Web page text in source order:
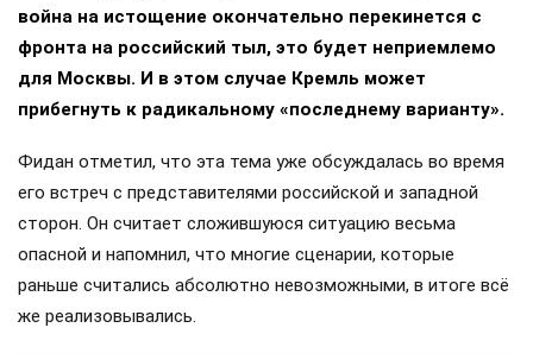
война на истощение окончательно перекинется с
фронта на российский тыл, это будет неприемлемо
для Москвы. И в этом случае Кремль может
прибегнуть к радикальному «последнему варианту».
Фидан отметил, что эта тема уже обсуждалась во время
его встреч с представителями российской и западной
сторон. Он считает сложившуюся ситуацию весьма
опасной и напомнил, что многие сценарии, которые
раньше считались абсолютно невозможными, в итоге всё
же реализовывались.